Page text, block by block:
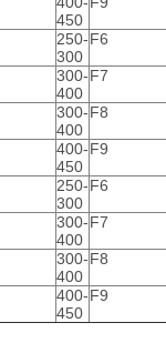
450
250-
300
F6
300-
400
F7
300-
400
F8
400-
450
F9
250-
300
F6
300-
400
F7
300-
400
F8
400-
450
F9